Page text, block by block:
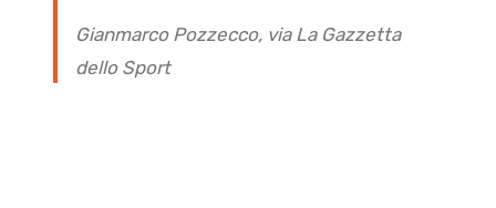
Gianmarco Pozzecco, via La Gazzetta
dello Sport